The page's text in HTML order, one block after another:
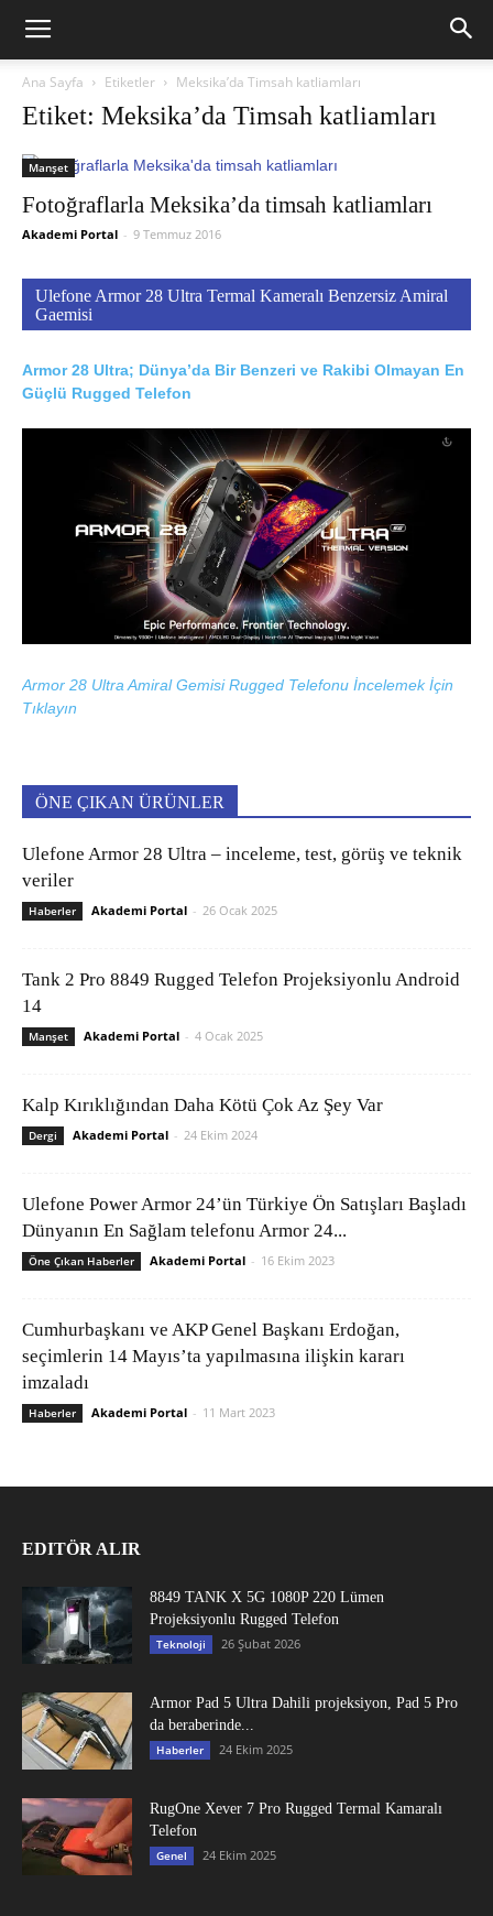
Ana Sayfa Etiketler Meksika’da Timsah katliamları
Etiket: Meksika’da Timsah katliamları
Manşet
Fotoğraflarla Meksika’da timsah katliamları
Akademi Portal - 9 Temmuz 2016
Ulefone Armor 28 Ultra Termal Kameralı Benzersiz Amiral
Gaemisi
Armor 28 Ultra; Dünya’da Bir Benzeri ve Rakibi Olmayan En
Güçlü Rugged Telefon
Armor 28 Ultra Amiral Gemisi Rugged Telefonu İncelemek İçin
Tıklayın
ÖNE ÇIKAN ÜRÜNLER
Ulefone Armor 28 Ultra – inceleme, test, görüş ve teknik
veriler
Haberler Akademi Portal - 26 Ocak 2025
Tank 2 Pro 8849 Rugged Telefon Projeksiyonlu Android
14
Manşet Akademi Portal - 4 Ocak 2025
Kalp Kırıklığından Daha Kötü Çok Az Şey Var
Dergi Akademi Portal - 24 Ekim 2024
Ulefone Power Armor 24’ün Türkiye Ön Satışları Başladı
Dünyanın En Sağlam telefonu Armor 24...
Öne Çıkan Haberler Akademi Portal - 16 Ekim 2023
Cumhurbaşkanı ve AKP Genel Başkanı Erdoğan,
seçimlerin 14 Mayıs’ta yapılmasına ilişkin kararı
imzaladı
Haberler Akademi Portal - 11 Mart 2023
EDITÖR ALIR
8849 TANK X 5G 1080P 220 Lümen
Projeksiyonlu Rugged Telefon
Teknoloji 26 Şubat 2026
Armor Pad 5 Ultra Dahili projeksiyon, Pad 5 Pro
da beraberinde...
Haberler 24 Ekim 2025
RugOne Xever 7 Pro Rugged Termal Kamaralı
Telefon
Genel 24 Ekim 2025